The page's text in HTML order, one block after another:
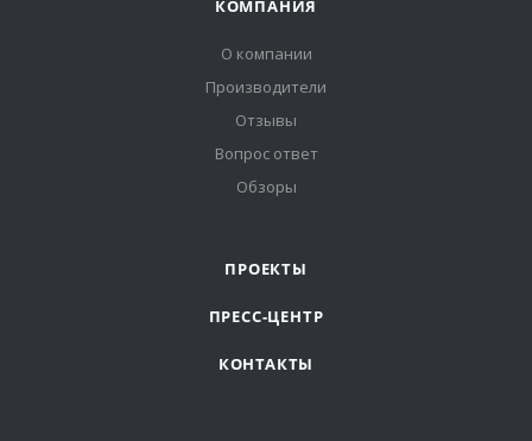
КОМПАНИЯ
О компании
Производители
Отзывы
Вопрос ответ
Обзоры
ПРОЕКТЫ
ПРЕСС-ЦЕНТР
КОНТАКТЫ